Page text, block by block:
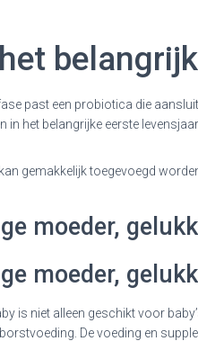
past een probiotica die
in het belangrijke eerste levensjaar.
gemakkelijk toegevoegd
moeder,
moeder,
is niet alleen geschikt voor
De voeding en